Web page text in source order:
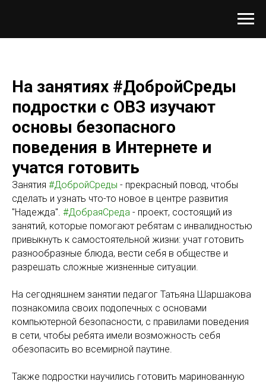
На занятиях #ДобройСреды
подростки с ОВЗ изучают
основы безопасного
поведения в Интернете и
учатся готовить
Занятия #ДобройCреды - прекрасный повод, чтобы
сделать и узнать что-то новое в центре развития
"Надежда". #ДобраяСреда - проект, состоящий из
занятий, которые помогают ребятам с инвалидностью
привыкнуть к самостоятельной жизни: учат готовить
разнообразные блюда, вести себя в обществе и
разрешать сложные жизненные ситуации.
На сегодняшнем занятии педагог Татьяна Шаршакова
познакомила своих подопечных с основами
компьютерной безопасности, с правилами поведения
в сети, чтобы ребята имели возможность себя
обезопасить во всемирной паутине.
Также подростки научились готовить маринованную